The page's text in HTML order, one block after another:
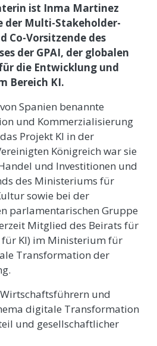
ist Inma Martinez
der Multi-Stakeholder-
Co-Vorsitzende des
der GPAI, der globalen
die Entwicklung und
Bereich KI.
Spanien benannte
und Kommerzialisierung
Projekt KI in der
Königreich war sie
und Investitionen und
des Ministeriums für
sowie bei der
parlamentarischen Gruppe
Mitglied des Beirats für
für KI) im Ministerium für
Transformation der
und
digitale Transformation
und gesellschaftlicher